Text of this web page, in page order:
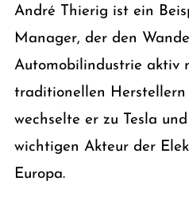
André Thierig ist ein
Manager, der den
Automobilindustrie aktiv
traditionellen
wechselte er zu Tesla
wichtigen Akteur der
Europa.